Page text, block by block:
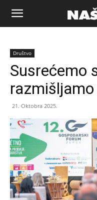
Naša
riječ
Društvo
Susrećemo
21. Oktobra 2025.